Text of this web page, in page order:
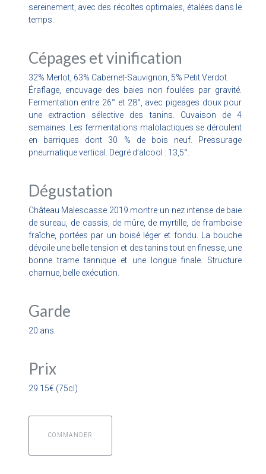
sereinement, avec des récoltes optimales, étalées dans le
temps.
Cépages et vinification
32% Merlot, 63% Cabernet-Sauvignon, 5% Petit Verdot.
Éraflage, encuvage des baies non foulées par gravité.
Fermentation entre 26° et 28°, avec pigeages doux pour
une extraction sélective des tanins. Cuvaison de 4
semaines. Les fermentations malolactiques se déroulent
en barriques dont 30 % de bois neuf. Pressurage
pneumatique vertical. Degré d’alcool : 13,5°.
Dégustation
Château Malescasse 2019 montre un nez intense de baie
de sureau, de cassis, de mûre, de myrtille, de framboise
fraîche, portées par un boisé léger et fondu. La bouche
dévoile une belle tension et des tanins tout en finesse, une
bonne trame tannique et une longue finale. Structure
charnue, belle exécution.
Garde
20 ans.
Prix
29.15€ (75cl)
COMMANDER